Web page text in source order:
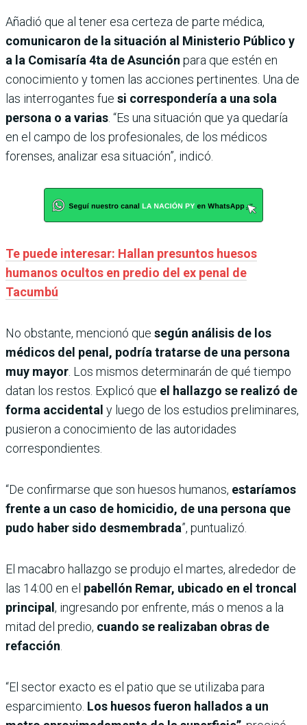
Añadió que al tener esa certeza de parte médica,
comunicaron de la situación al Ministerio Público y
a la Comisaría 4ta de Asunción para que estén en
conocimiento y tomen las acciones pertinentes. Una de
las interrogantes fue si correspondería a una sola
persona o a varias . “Es una situación que ya quedaría
en el campo de los profesionales, de los médicos
forenses, analizar esa situación”, indicó.
Te puede interesar: Hallan presuntos huesos
humanos ocultos en predio del ex penal de
Tacumbú
No obstante, mencionó que según análisis de los
médicos del penal, podría tratarse de una persona
muy mayor . Los mismos determinarán de qué tiempo
datan los restos. Explicó que el hallazgo se realizó de
forma accidental y luego de los estudios preliminares,
pusieron a conocimiento de las autoridades
correspondientes.
“De confirmarse que son huesos humanos, estaríamos
frente a un caso de homicidio, de una persona que
pudo haber sido desmembrada”, puntualizó.
El macabro hallazgo se produjo el martes, alrededor de
las 14:00 en el pabellón Remar, ubicado en el troncal
principal, ingresando por enfrente, más o menos a la
mitad del predio, cuando se realizaban obras de
refacción
“El sector exacto es el patio que se utilizaba para
esparcimiento. Los huesos fueron hallados a un